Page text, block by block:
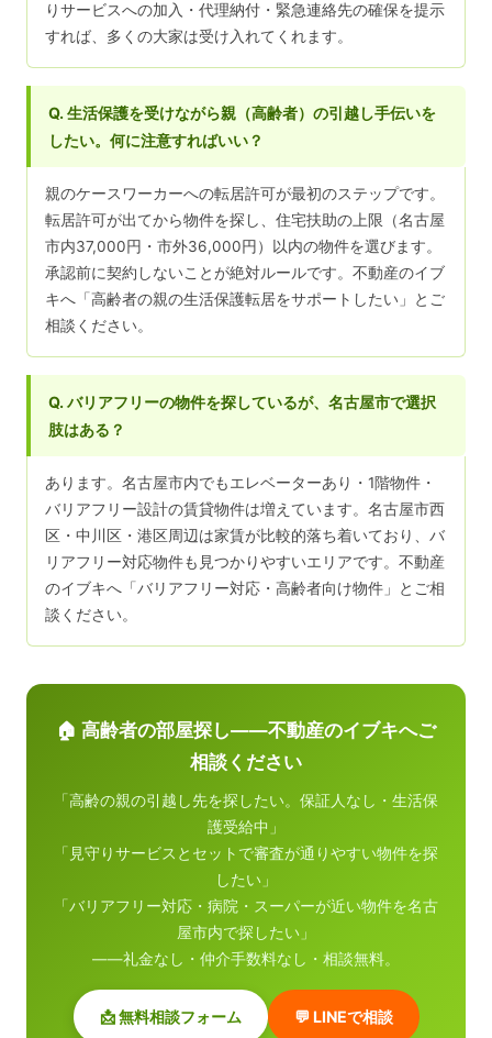
りサービスへの加入・代理納付・緊急連絡先の確保を提示
すれば、多くの大家は受け入れてくれます。
Q. 生活保護を受けながら親（高齢者）の引越し手伝いを
したい。何に注意すればいい？
親のケースワーカーへの転居許可が最初のステップです。
転居許可が出てから物件を探し、住宅扶助の上限（名古屋
市内37,000円・市外36,000円）以内の物件を選びます。
承認前に契約しないことが絶対ルールです。不動産のイブ
キへ「高齢者の親の生活保護転居をサポートしたい」とご
相談ください。
Q. バリアフリーの物件を探しているが、名古屋市で選択
肢はある？
あります。名古屋市内でもエレベーターあり・1階物件・
バリアフリー設計の賃貸物件は増えています。名古屋市西
区・中川区・港区周辺は家賃が比較的落ち着いており、バ
リアフリー対応物件も見つかりやすいエリアです。不動産
のイブキへ「バリアフリー対応・高齢者向け物件」とご相
談ください。
🏠 高齢者の部屋探し——不動産のイブキへご
相談ください
「高齢の親の引越し先を探したい。保証人なし・生活保
護受給中」
「見守りサービスとセットで審査が通りやすい物件を探
したい」
「バリアフリー対応・病院・スーパーが近い物件を名古
屋市内で探したい」
——礼金なし・仲介手数料なし・相談無料。
📩 無料相談フォーム 💬 LINEで相談